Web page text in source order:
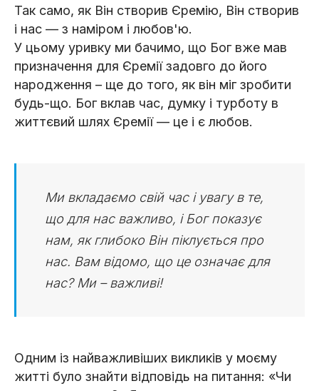
Так само, як Він створив Єремію, Він створив
і нас — з наміром і любов'ю.
У цьому уривку ми бачимо, що Бог вже мав
призначення для Єремії задовго до його
народження – ще до того, як він міг зробити
будь-що. Бог вклав час, думку і турботу в
життєвий шлях Єремії — це і є любов.
Ми вкладаємо свій час і увагу в те,
що для нас важливо, і Бог показує
нам, як глибоко Він піклується про
нас. Вам відомо, що це означає для
нас? Ми – важливі!
Одним із найважливіших викликів у моєму
житті було знайти відповідь на питання: «Чи